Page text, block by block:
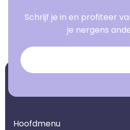
Schrijf je in en profiteer
je nergens
Hoofdmenu